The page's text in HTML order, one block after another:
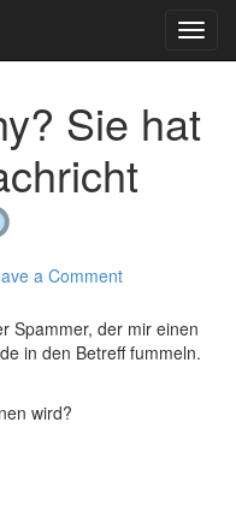
Sie hat
a Comment
Spammer, der mir einen
in den Betreff fummeln.
wird?